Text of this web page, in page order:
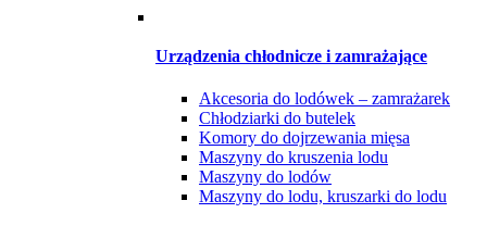
Urządzenia chłodnicze i zamrażające
Akcesoria do lodówek – zamrażarek
Chłodziarki do butelek
Komory do dojrzewania mięsa
Maszyny do kruszenia lodu
Maszyny do lodów
Maszyny do lodu, kruszarki do lodu